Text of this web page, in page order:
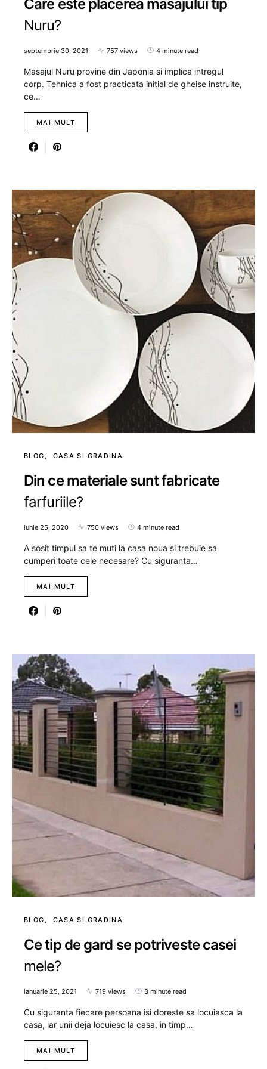
Care este placerea masajului tip
Nuru?
septembrie 30, 2021 757 views 4 minute read
Masajul Nuru provine din Japonia si implica intregul
corp. Tehnica a fost practicata initial de gheise instruite,
ce…
MAI MULT
BLOG CASA SI GRADINA
Din ce materiale sunt fabricate
farfuriile?
iunie 25, 2020 750 views 4 minute read
A sosit timpul sa te muti la casa noua si trebuie sa
cumperi toate cele necesare? Cu siguranta…
MAI MULT
BLOG CASA SI GRADINA
Ce tip de gard se potriveste casei
mele?
ianuarie 25, 2021 719 views 3 minute read
Cu siguranta fiecare persoana isi doreste sa locuiasca la
casa, iar unii deja locuiesc la casa, in timp…
MAI MULT